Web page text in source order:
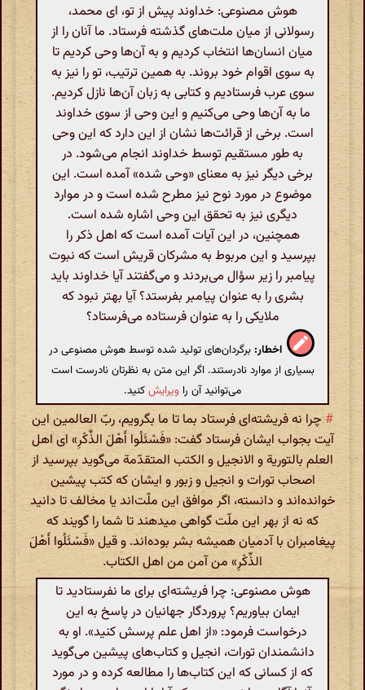
هوش مصنوعی: خداوند پیش از تو، ای محمد،
رسولانی از میان ملت‌های گذشته فرستاد. ما آنان را از
میان انسان‌ها انتخاب کردیم و به آن‌ها وحی کردیم تا
به سوی اقوام خود بروند. به همین ترتیب، تو را نیز به
سوی عرب فرستادیم و کتابی به زبان آن‌ها نازل کردیم.
ما به آن‌ها وحی می‌کنیم و این وحی از سوی خداوند
است. برخی از قرائت‌ها نشان از این دارد که این وحی
به طور مستقیم توسط خداوند انجام می‌شود. در
برخی دیگر نیز به معنای «وحی شده» آمده است. این
موضوع در مورد نوح نیز مطرح شده است و در موارد
دیگری نیز به تحقق این وحی اشاره شده است.
همچنین، در این آیات آمده است که اهل ذکر را
بپرسید و این مربوط به مشرکان قریش است که نبوت
پیامبر را زیر سؤال می‌بردند و می‌گفتند آیا خداوند باید
بشری را به عنوان پیامبر بفرستد؟ آیا بهتر نبود که
ملایکی را به عنوان فرستاده می‌فرستاد؟
اخطار: برگردان‌های تولید شده توسط هوش مصنوعی در
بسیاری از موارد نادرستند. اگر این متن به نظرتان نادرست است
می‌توانید آن را ویرایشکنید.
#چرا نه فریشته‌ای فرستاد بما تا ما بگرویم، ربّ العالمین این
آیت بجواب ایشان فرستاد گفت: «فَسْئَلُوا أَهْلَ الذِّکْرِ» ای اهل
العلم بالتوریة و الانجیل‌ و الکتب المتقدّمة می‌گوید بپرسید از
اصحاب تورات و انجیل و زبور و ایشان که کتب پیشین
خوانده‌اند و دانسته، اگر موافق این ملّت‌اند یا مخالف تا دانید
که نه از بهر این ملّت گواهی میدهند تا شما را گویند که
پیغامبران با آدمیان همیشه بشر بوده‌اند. و قیل «فَسْئَلُوا أَهْلَ
الذِّکْرِ» من آمن من اهل الکتاب.
هوش مصنوعی: چرا فریشته‌ای برای ما نفرستادید تا
ایمان بیاوریم؟ پروردگار جهانیان در پاسخ به این
درخواست فرمود: «از اهل علم پرسش کنید». او به
دانشمندان تورات، انجیل و کتاب‌های پیشین می‌گوید
که از کسانی که این کتاب‌ها را مطالعه کرده و در مورد